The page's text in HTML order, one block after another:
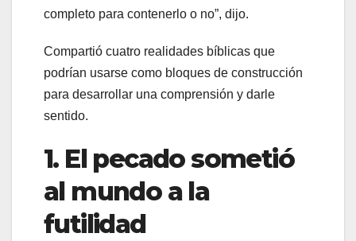
completo para contenerlo o no”, dijo.
Compartió cuatro realidades bíblicas que
podrían usarse como bloques de construcción
para desarrollar una comprensión y darle
sentido.
1. El pecado sometió
al mundo a la
futilidad